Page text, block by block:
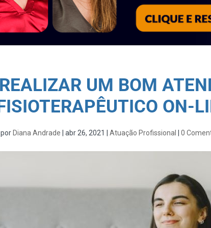
UM BOM
ON-
por Diana Andrade abr 26, 2021 Atuação Profissional 0